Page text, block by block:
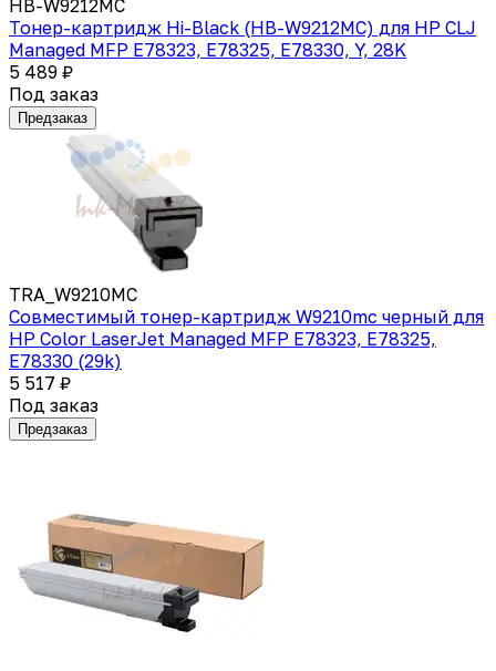
HB-W9212MC
Тонер-картридж Hi-Black (HB-W9212MC) для HP CLJ
Managed MFP E78323, E78325, E78330, Y, 28K
5 489 ₽
Под заказ
Предзаказ
TRA_W9210MC
Совместимый тонер-картридж W9210mc черный для
HP Color LaserJet Managed MFP E78323, E78325,
E78330 (29k)
5 517 ₽
Под заказ
Предзаказ